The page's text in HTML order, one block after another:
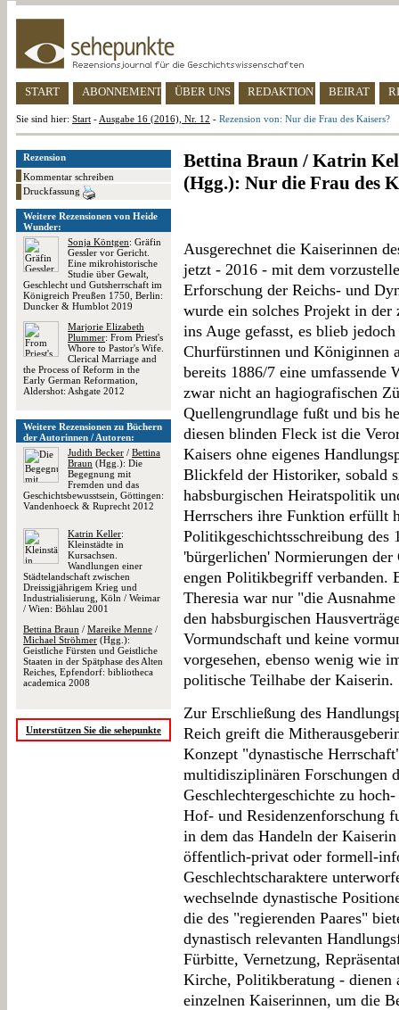
START ABONNEMENT ÜBER UNS REDAKTION BEIRAT
Sie sind hier: Start - Ausgabe 16 (2016), Nr. 12 - Rezension von: Nur die Frau des Kaisers?
Rezension
Kommentar schreiben
Druckfassung
Weitere Rezensionen von Heide
Wunder:
Sonja Köntgen: Gräfin
Gessler vor Gericht.
Eine mikrohistorische
Studie über Gewalt,
Geschlecht und Gutsherrschaft im
Königreich Preußen 1750, Berlin:
Duncker & Humblot 2019
Marjorie Elizabeth
Plummer: From Priest's
Whore to Pastor's Wife.
Clerical Marriage and
the Process of Reform in the
Early German Reformation,
Aldershot: Ashgate 2012
Weitere Rezensionen zu Büchern
der Autorinnen / Autoren:
Judith Becker / Bettina
Braun (Hgg.): Die
Begegnung mit
Fremden und das
Geschichtsbewusstsein, Göttingen:
Vandenhoeck & Ruprecht 2012
Katrin Keller:
Kleinstädte in
Kursachsen.
Wandlungen einer
Städtelandschaft zwischen
Dreissigjährigem Krieg und
Industrialisierung, Köln / Weimar
/ Wien: Böhlau 2001
Bettina Braun / Mareike Menne /
Michael Ströhmer (Hgg.):
Geistliche Fürsten und Geistliche
Staaten in der Spätphase des Alten
Reiches, Epfendorf: bibliotheca
academica 2008
Unterstützen Sie die sehepunkte
Bettina Braun / Katrin
(Hgg.): Nur die Frau des
Ausgerechnet die Kaiserinnen
jetzt - 2016 - mit dem
Erforschung der Reichs- und
wurde ein solches Projekt in der
ins Auge gefasst, es blieb
Churfürstinnen und Königinnen
bereits 1886/7 eine umfassende
zwar nicht an hagiografischen
Quellengrundlage fußt und bis
diesen blinden Fleck ist die
Kaisers ohne eigenes
Blickfeld der Historiker, sobald
habsburgischen Heiratspolitik
Herrschers ihre Funktion erfüllt
Politikgeschichtsschreibung des
'bürgerlichen' Normierungen
engen Politikbegriff verbanden.
Theresia war nur "die
den habsburgischen
Vormundschaft und keine
vorgesehen, ebenso wenig wie
politische Teilhabe der Kaiserin.
Zur Erschließung des
Reich greift die
Konzept "dynastische
multidisziplinären Forschungen
Geschlechtergeschichte zu
Hof- und Residenzenforschung
in dem das Handeln der
öffentlich-privat oder formell-
Geschlechtscharaktere
wechselnde dynastische
die des "regierenden Paares"
dynastisch relevanten
Fürbitte, Vernetzung,
Kirche, Politikberatung -
einzelnen Kaiserinnen, um die